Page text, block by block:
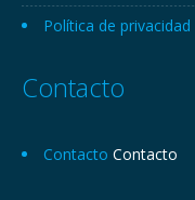
Política de privacidad
Contacto
Contacto Contacto